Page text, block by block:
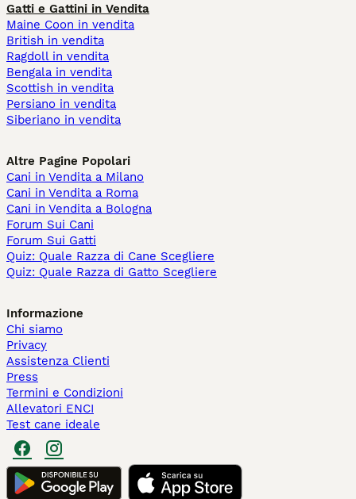
Gatti e Gattini in Vendita
Maine Coon in vendita
British in vendita
Ragdoll in vendita
Bengala in vendita
Scottish in vendita
Persiano in vendita
Siberiano in vendita
Altre Pagine Popolari
Cani in Vendita a Milano
Cani in Vendita a Roma
Cani in Vendita a Bologna
Forum Sui Cani
Forum Sui Gatti
Quiz: Quale Razza di Cane Scegliere
Quiz: Quale Razza di Gatto Scegliere
Informazione
Chi siamo
Privacy
Assistenza Clienti
Press
Termini e Condizioni
Allevatori ENCI
Test cane ideale